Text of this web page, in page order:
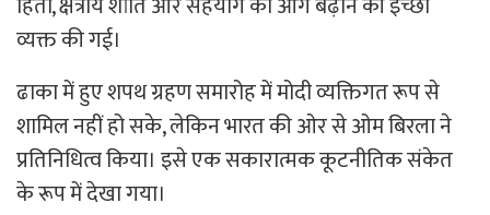
व्यक्त की गई।
ढाका में हुए शपथ ग्रहण समारोह में मोदी व्यक्तिगत रूप से
शामिल नहीं हो सके, लेकिन भारत की ओर से ओम बिरला ने
प्रतिनिधित्व किया। इसे एक सकारात्मक कूटनीतिक संकेत
के रूप में देखा गया।